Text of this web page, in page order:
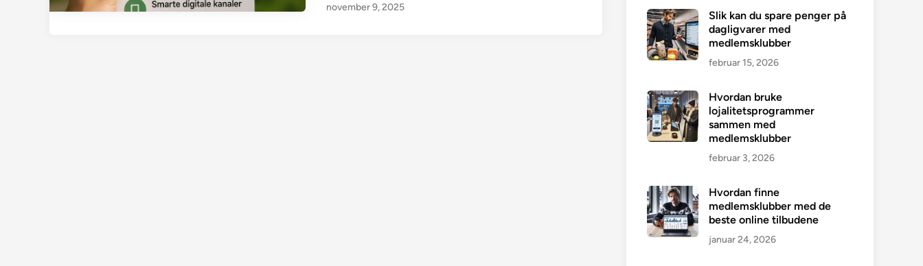
november 9, 2025
Slik kan du spare penger på
dagligvarer med
medlemsklubber
februar 15, 2026
Hvordan bruke
lojalitetsprogrammer
sammen med
medlemsklubber
februar 3, 2026
Hvordan finne
medlemsklubber med de
beste online tilbudene
januar 24, 2026